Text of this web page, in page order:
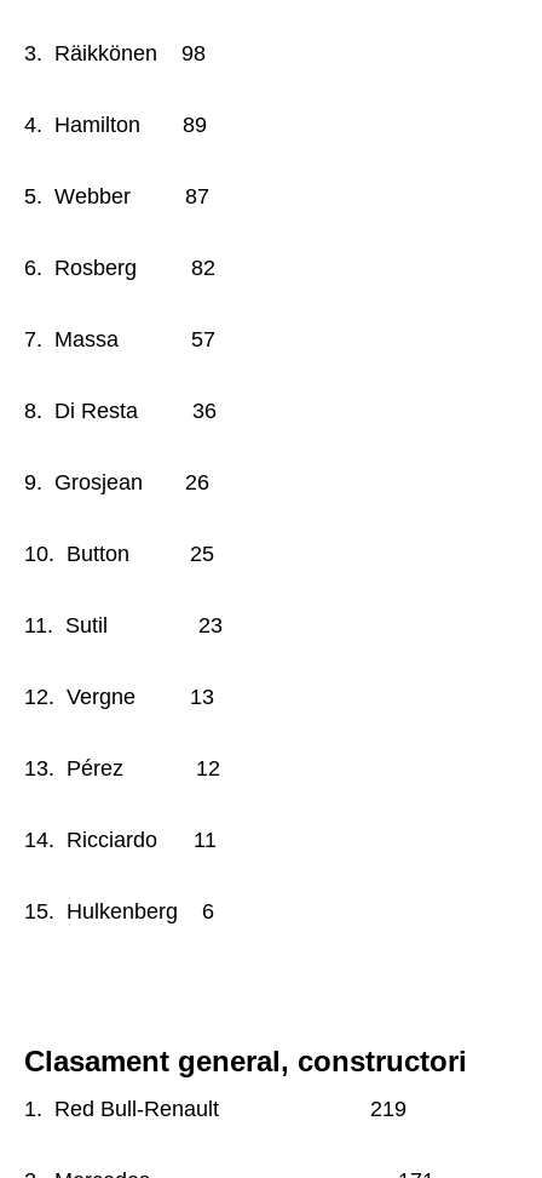
3. Räikkönen 98
4. Hamilton 89
5. Webber 87
6. Rosberg 82
7. Massa 57
8. Di Resta 36
9. Grosjean 26
10. Button 25
11. Sutil 23
12. Vergne 13
13. Pérez 12
14. Ricciardo 11
15. Hulkenberg 6
Clasament general, constructori
1. Red Bull-Renault 219